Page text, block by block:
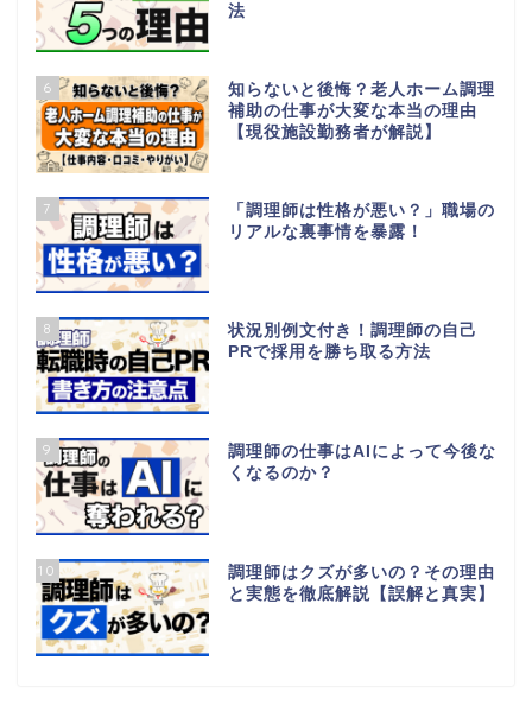
法
6
知らないと後悔？老人ホーム調理
補助の仕事が大変な本当の理由
【現役施設勤務者が解説】
7
「調理師は性格が悪い？」職場の
リアルな裏事情を暴露！
8
状況別例文付き！調理師の自己
PRで採用を勝ち取る方法
9
調理師の仕事はAIによって今後な
くなるのか？
10
調理師はクズが多いの？その理由
と実態を徹底解説【誤解と真実】